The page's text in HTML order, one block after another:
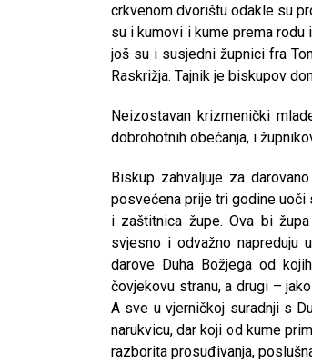
crkvenom dvorištu odakle su
su i kumovi i kume prema rodu
još su i susjedni župnici fra
Raskrižja. Tajnik je biskupov
Neizostavan krizmenički
dobrohotnih obećanja, i
Biskup zahvaljuje za
posvećena prije tri godine uoči
i zaštitnica župe. Ova bi
svjesno i odvažno napreduju
darove Duha Božjega od
čovjekovu stranu, a drugi –
A sve u vjerničkoj suradnji s
narukvicu, dar koji od kume
razborita prosuđivanja,